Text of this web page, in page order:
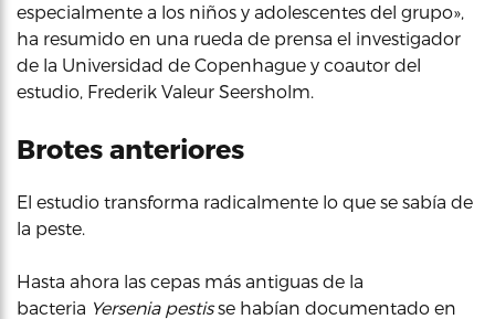
especialmente a los niños y adolescentes del grupo»,
ha resumido en una rueda de prensa el investigador
de la Universidad de Copenhague y coautor del
estudio, Frederik Valeur Seersholm.
Brotes anteriores
El estudio transforma radicalmente lo que se sabía de
la peste.
Hasta ahora las cepas más antiguas de la
bacteria Yersenia pestisse habían documentado en